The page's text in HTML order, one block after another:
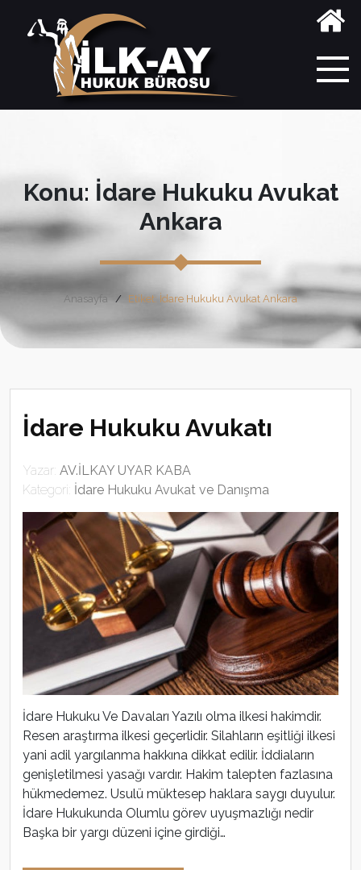
Konu: İdare Hukuku Avukat
Ankara
Anasayfa Etiket: İdare Hukuku Avukat Ankara
İdare Hukuku Avukatı
Yazar: AV.İLKAY UYAR KABA
Kategori: İdare Hukuku Avukat ve Danışma
İdare Hukuku Ve Davaları Yazılı olma ilkesi hakimdir.
Resen araştırma ilkesi geçerlidir. Silahların eşitliği ilkesi
yani adil yargılanma hakkına dikkat edilir. İddiaların
genişletilmesi yasağı vardır. Hakim talepten fazlasına
hükmedemez. Usulü müktesep haklara saygı duyulur.
İdare Hukukunda Olumlu görev uyuşmazlığı nedir
Başka bir yargı düzeni içine girdiği…